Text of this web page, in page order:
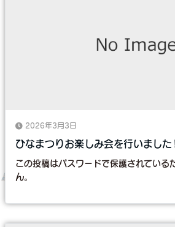
2026年3月3日
ひなまつりお楽しみ会を行いまし
この投稿はパスワードで保護されている
ん。